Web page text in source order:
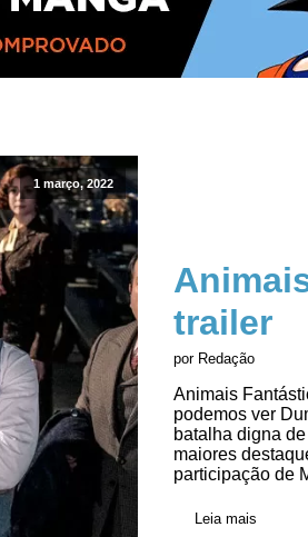
1 março, 2022
trailer
por Redação
Animais
podemos ver
batalha digna
maiores
participação de
Leia mais